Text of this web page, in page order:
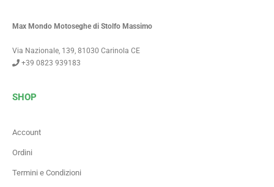
Max Mondo Motoseghe di Stolfo Massimo
Via Nazionale, 139, 81030 Carinola CE
+39 0823 939183
SHOP
Account
Ordini
Termini e Condizioni